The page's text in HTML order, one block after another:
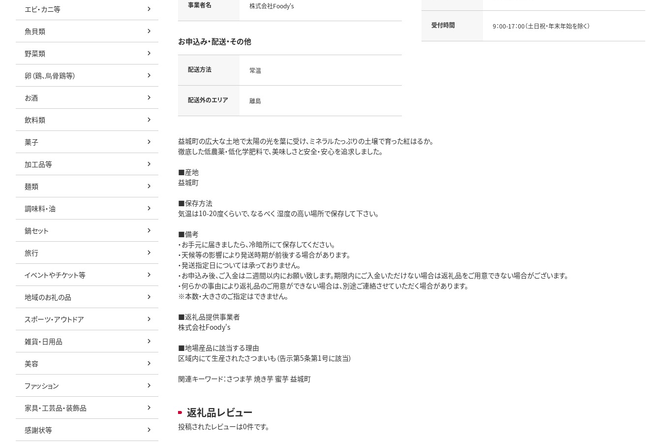
エビ・カニ等
魚貝類
野菜類
卵（鶏、烏骨鶏等）
お酒
飲料類
菓子
加工品等
麺類
調味料・油
鍋セット
旅行
イベントやチケット等
地域のお礼の品
スポーツ・アウトドア
雑貨・日用品
美容
ファッション
家具・工芸品・装飾品
感謝状等
事業者名 株式会社Foody's
お申込み・配送・その他
配送方法 常温
配送外のエリア 離島
受付時間 9：00-17：00（土日祝・年末年始を除く）
益城町の広大な土地で太陽の光を葉に受け、ミネラルたっぷりの土壌で育った紅はるか。
徹底した低農薬・低化学肥料で、美味しさと安全・安心を追求しました。
■産地
益城町
■保存方法
気温は10-20度くらいで、なるべく 湿度の高い場所で保存して下さい。
■備考
・お手元に届きましたら、冷暗所にて保存してください。
・天候等の影響により発送時期が前後する場合があります。
・発送指定日については承っておりません。
・お申込み後、ご入金は二週間以内にお願い致します。期限内にご入金いただけない場合は返礼品をご用意できない場合がございます。
・何らかの事由により返礼品のご用意ができない場合は、別途ご連絡させていただく場合があります。
※本数・大きさのご指定はできません。
■返礼品提供事業者
株式会社Foody's
■地場産品に該当する理由
区域内にて生産されたさつまいも（告示第5条第1号に該当）
関連キーワード：さつま芋 焼き芋 蜜芋 益城町
返礼品レビュー
投稿されたレビューは0件です。